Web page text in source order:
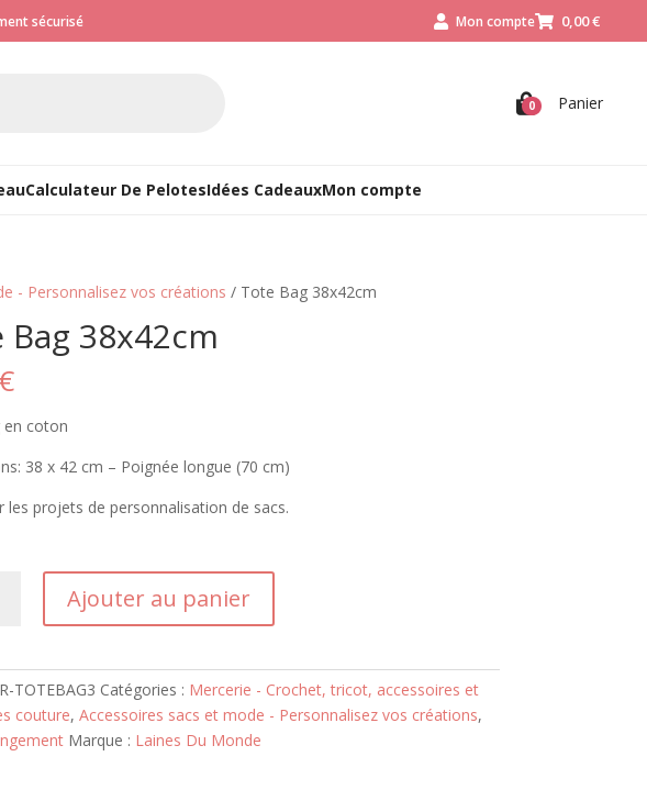
sécurisé  Mon compte 0,00€
 Panier
0
Calculateur De PelotesIdées CadeauxMon compte
- Personnalisez vos créations / Tote Bag 38x42cm
Bag 38x42cm
€
coton
38 x 42 cm – Poignée longue (70 cm)
les projets de personnalisation de sacs.
Ajouter au panier
TOTEBAG3 Catégories : Mercerie - Crochet, tricot, accessoires et
couture, Accessoires sacs et mode - Personnalisez vos créations,
Marque : Laines Du Monde